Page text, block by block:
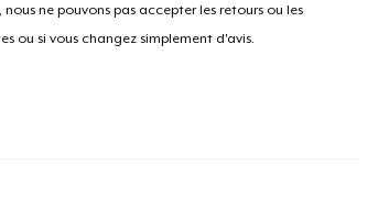
ne pouvons pas accepter les retours ou les
ou si vous changez simplement d'avis.